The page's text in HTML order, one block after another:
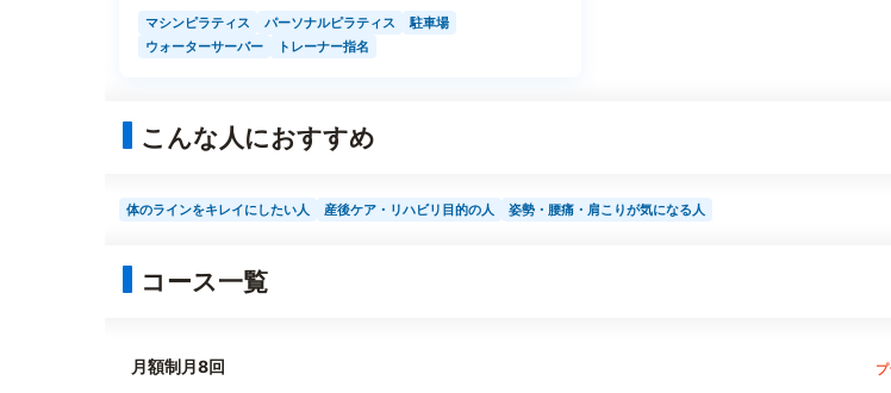
マシンピラティス パーソナルピラティス
駐車場
ウォーターサーバー
トレーナー指名
こんな人におすすめ
体のラインをキレイにしたい人 産後ケア・リハビリ目的の人 姿勢・腰痛・肩こりが気になる人
コース一覧
月額制月8回